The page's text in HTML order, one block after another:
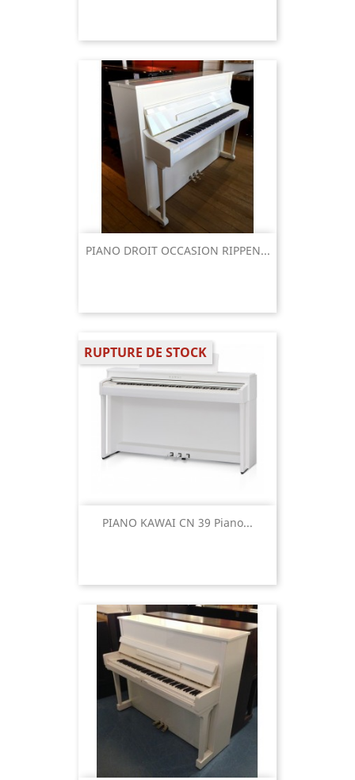
PIANO DROIT OCCASION RIPPEN...
PIANO KAWAI CN 39 Piano...
RUPTURE DE STOCK